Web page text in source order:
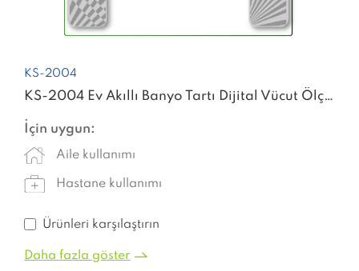
KS-2004
KS-2004 Ev Akıllı Banyo Tartı Dijital Vücut Ölçeği
İçin uygun:
Aile kullanımı
Hastane kullanımı
Ürünleri karşılaştırın
Daha fazla göster